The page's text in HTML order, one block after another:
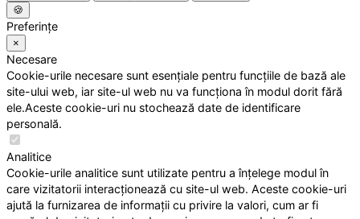
🍪
Preferințe
×
Necesare
Cookie-urile necesare sunt esențiale pentru funcțiile de bază ale
site-ului web, iar site-ul web nu va funcționa în modul dorit fără
ele.Aceste cookie-uri nu stochează date de identificare
personală.
Analitice
Cookie-urile analitice sunt utilizate pentru a înțelege modul în
care vizitatorii interacționează cu site-ul web. Aceste cookie-uri
ajută la furnizarea de informații cu privire la valori, cum ar fi